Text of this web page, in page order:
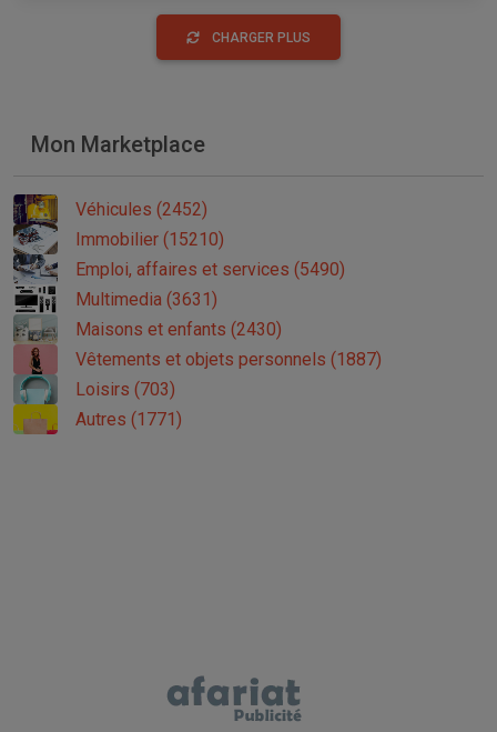
CHARGER PLUS
Mon Marketplace
Véhicules (2452)
Immobilier (15210)
Emploi, affaires et services (5490)
Multimedia (3631)
Maisons et enfants (2430)
Vêtements et objets personnels (1887)
Loisirs (703)
Autres (1771)